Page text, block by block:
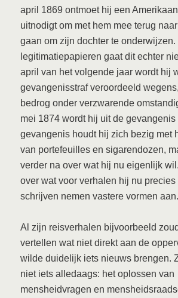
april 1869 ontmoet hij een
uitnodigt om met hem mee terug
gaan om zijn dochter te
legitimatiepapieren gaat dit echter
april van het volgende jaar wordt hij
gevangenisstraf veroordeeld
bedrog onder verzwarende
mei 1874 wordt hij uit de
gevangenis houdt hij zich bezig met
van portefeuilles en sigarendozen,
verder na over wat hij nu eigenlijk
over wat voor verhalen hij nu precies
schrijven nemen vastere vormen aan.
Al zijn reisverhalen bijvoorbeeld
vertellen wat niet direkt aan de
wilde duidelijk iets nieuws brengen.
niet iets alledaags: het oplossen van
mensheidvragen en